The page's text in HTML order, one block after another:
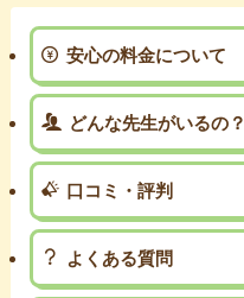
安心の料金について
どんな先生がいるの？
口コミ・評判
よくある質問